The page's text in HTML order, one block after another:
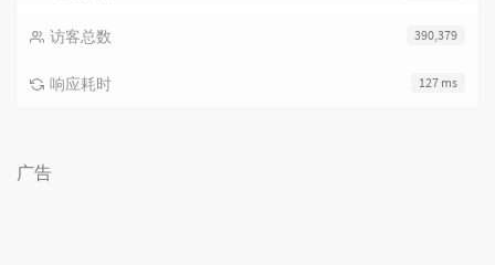
390,379
访客总数
127 ms
响应耗时
广告